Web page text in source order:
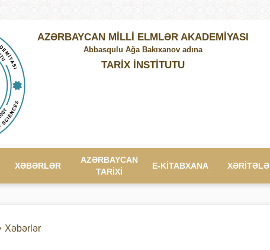
AZƏRBAYCAN MİLLİ ELMLƏR AKADEMİYASI
Abbasqulu Ağa Bakıxanov adına
TARİX İNSTİTUTU
XƏBƏRLƏR
AZƏRBAYCAN
TARİXİ
E-KİTABXANA
Xəbərlər